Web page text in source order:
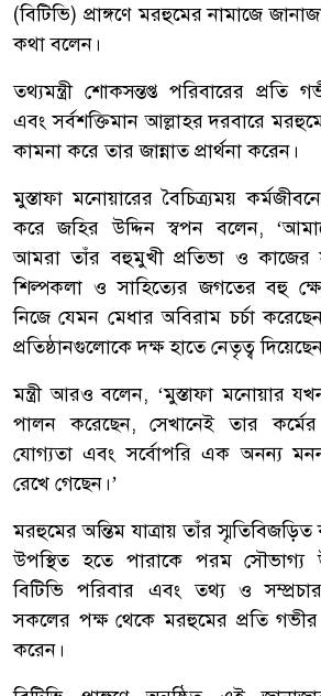
(বিটিভি) প্রাঙ্গণে মরহুমের নামাজে
কথা বলেন।
তথ্যমন্ত্রী শোকসন্তপ্ত পরিবারের প্রতি
এবং সর্বশক্তিমান আল্লাহর দরবারে
কামনা করে তার জান্নাত প্রার্থনা করেন।
মুস্তাফা মনোয়ারের বৈচিত্র্যময়
করে জহির উদ্দিন স্বপন বলেন,
আমরা তাঁর বহুমুখী প্রতিভা ও কাজের
শিল্পকলা ও সাহিত্যের জগতের বহু
নিজে যেমন মেধার অবিরাম চর্চা
প্রতিষ্ঠানগুলোকে দক্ষ হাতে নেতৃত্ব
মন্ত্রী আরও বলেন, ‘মুস্তাফা মনোয়ার
পালন করেছেন, সেখানেই তার
যোগ্যতা এবং সর্বোপরি এক অনন্য
রেখে গেছেন।’
মরহুমের অন্তিম যাত্রায় তাঁর স্মৃতিবিজড়িত
উপস্থিত হতে পারাকে পরম সৌভাগ্য
বিটিভি পরিবার এবং তথ্য ও সম্প্রচার
সকলের পক্ষ থেকে মরহুমের প্রতি গভীর
করেন।